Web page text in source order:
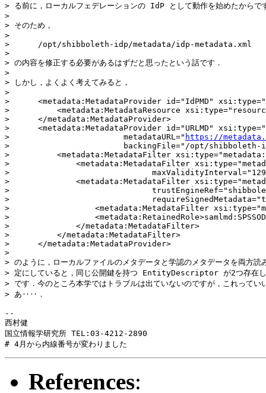
> る前に，ローカルフェデレーションの IdP として動作を始めたからで
>
> そのため，
>
>      /opt/shibboleth-idp/metadata/idp-metadata.xml
>
> の内容を修正する必要があるはずだと思ったという話です．
>
> しかし，よくよく考えてみると，
>
>      <metadata:MetadataProvider id="IdPMD"
>          <metadata:MetadataResource
>      </metadata:MetadataProvider>
>      <metadata:MetadataProvider id="URLMD"
>                        metadataURL=" https://
>                        backingFile="/opt/shibboleth-idp/
>          <metadata:MetadataFilter
>              <metadata:MetadataFilter
>
>              <metadata:MetadataFilter
>
>
>                  <metadata:MetadataFilter
>
>              </metadata:MetadataFilter>
>          </metadata:MetadataFilter>
>      </metadata:MetadataProvider>
>
> のように，ローカルファイルのメタデータと学認のメタデータを両方読
> 定にしていると，同じ公開鍵を持つ EntityDescriptor が2つ存在し
> です．今のところ本学ではトラブルは出ていないのですが，これってい
> あ‥‥．
--
西村健
国立情報学研究所 TEL:03-4212-2890
# 4月から内線番号が変わりました
References: